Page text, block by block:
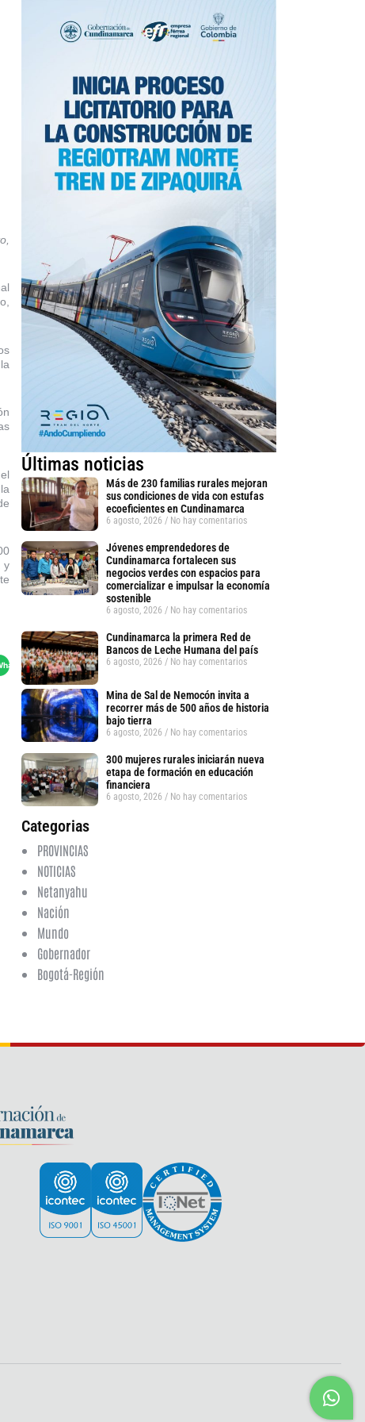
y
Últimas noticias
Más de 230 familias rurales mejoran
sus condiciones de vida con estufas
ecoeficientes en Cundinamarca
6 agosto, 2026 No hay comentarios
Jóvenes emprendedores de
Cundinamarca fortalecen sus
negocios verdes con espacios para
comercializar e impulsar la economía
sostenible
6 agosto, 2026 No hay comentarios
Cundinamarca la primera Red de
Bancos de Leche Humana del país
6 agosto, 2026 No hay comentarios
Mina de Sal de Nemocón invita a
recorrer más de 500 años de historia
bajo tierra
6 agosto, 2026 No hay comentarios
300 mujeres rurales iniciarán nueva
etapa de formación en educación
financiera
6 agosto, 2026 No hay comentarios
Categorias
PROVINCIAS
NOTICIAS
Netanyahu
Nación
Mundo
Gobernador
Bogotá-Región